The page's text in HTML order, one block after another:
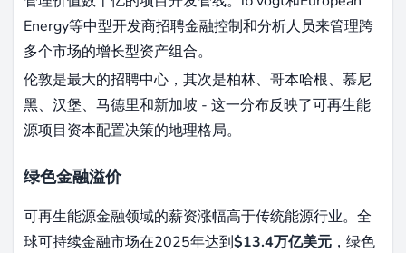
Energy等中型开发商招聘金融控制和分析人员来管理跨
多个市场的增长型资产组合。
伦敦是最大的招聘中心，其次是柏林、哥本哈根、慕尼
黑、汉堡、马德里和新加坡 - 这一分布反映了可再生能
源项目资本配置决策的地理格局。
绿色金融溢价
可再生能源金融领域的薪资涨幅高于传统能源行业。全
球可持续金融市场在2025年达到$13.4万亿美元 ，绿色